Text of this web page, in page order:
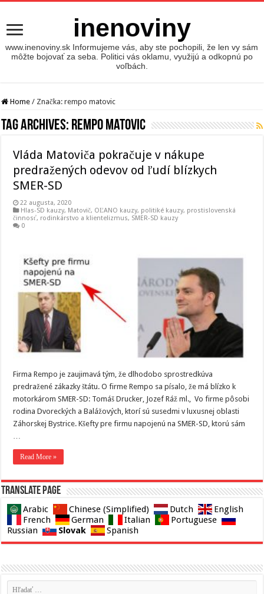
inenoviny
www.inenoviny.sk Informujeme vás, aby ste pochopili, že len vy sám
môžte bojovať za seba. Politici vás oklamu, využijú a odkopnú po
voľbách.
Home / Značka:rempo matovic
Tag Archives: rempo matovic
Vláda Matoviča pokračuje v nákupe
predražených odevov od ľudí blízkych
SMER-SD
22 augusta, 2020
Hlas-SD kauzy, Matovič, OĽANO kauzy, politiké kauzy, prostislovenská
činnosť, rodinkárstvo a klientelizmus, SMER-SD kauzy
0
Firma Rempo je zaujimavá tým, že dlhodobo sprostredkúva
predražené zákazky štátu. O firme Rempo sa písalo, že má blízko k
motorkárom SMER-SD: Tomáš Drucker, Jozef Ráž ml., Vo firme pôsobi
rodina Dvoreckých a Balážových, ktorí sú susedmi v luxusnej oblasti
Záhorskej Bystrice. Kšefty pre firmu napojenú na SMER-SD, ktorú sám
Read More »
Translate page
Arabic Chinese (Simplified) Dutch
English
French
German Italian
Portuguese
Russian
Slovak Spanish